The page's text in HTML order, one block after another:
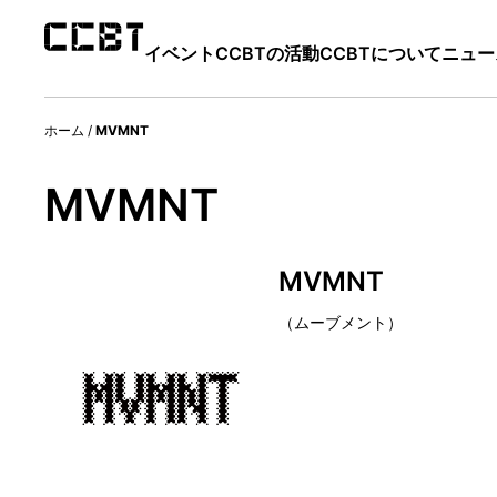
イベントCCBTの活動CCBTについてニュ
ホーム / MVMNT
MVMNT
MVMNT
（ムーブメント）